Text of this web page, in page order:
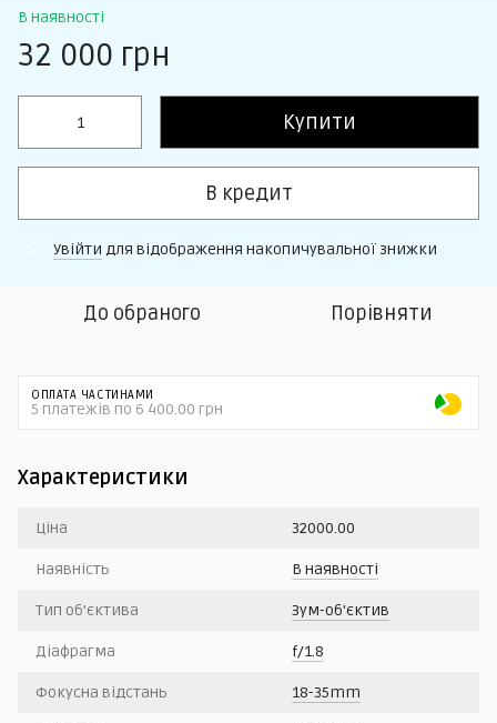
В наявності
32 000 грн
Купити
В кредит
Увійти для відображення накопичувальної знижки
До обраного Порівняти
ОПЛАТА ЧАСТИНАМИ
5 платежів по 6 400.00 грн
Характеристики
Ціна 32000.00
Наявність В наявності
Тип об’єктива Зум-об'єктив
Діафрагма f/1.8
Фокусна відстань 18-35mm